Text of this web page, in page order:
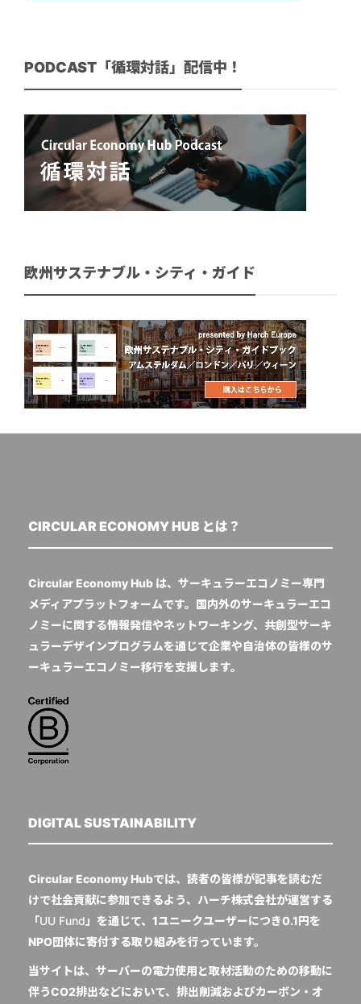
PODCAST「循環対話」配信中！
欧州サステナブル・シティ・ガイド
CIRCULAR ECONOMY HUB とは？
Circular Economy Hub は、サーキュラーエコノミー専門
メディアプラットフォームです。国内外のサーキュラーエコ
ノミーに関する情報発信やネットワーキング、共創型サーキ
ュラーデザインプログラムを通じて企業や自治体の皆様のサ
ーキュラーエコノミー移行を支援します。
DIGITAL SUSTAINABILITY
Circular Economy Hubでは、読者の皆様が記事を読むだ
けで社会貢献に参加できるよう、ハーチ株式会社が運営する
「UU Fund 」を通じて、1ユニークユーザーにつき0.1円を
NPO団体に寄付する取り組みを行っています。
当サイトは、サーバーの電力使用と取材活動のための移動に
伴うCO2排出などにおいて、排出削減およびカーボン・オ